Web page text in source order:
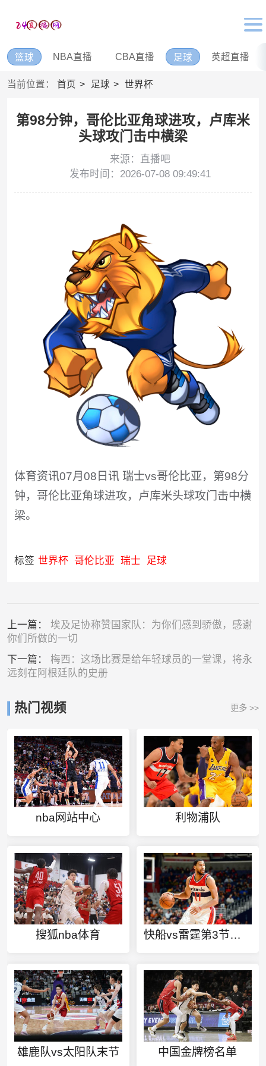
篮球 NBA直播 CBA直播 足球 英超直播
当前位置： 首页 足球 世界杯
第98分钟，哥伦比亚角球进攻，卢库米
头球攻门击中横梁
来源：直播吧
发布时间：2026-07-08 09:49:41
体育资讯07月08日讯 瑞士vs哥伦比亚，第98分
钟，哥伦比亚角球进攻，卢库米头球攻门击中横
梁。
标签 世界杯 哥伦比亚 瑞士 足球
上一篇： 埃及足协称赞国家队：为你们感到骄傲，感谢
你们所做的一切
下一篇： 梅西：这场比赛是给年轻球员的一堂课，将永
远刻在阿根廷队的史册
热门视频 更多 >>
nba网站中心 利物浦队
搜狐nba体育 快船vs雷霆第3节回放
雄鹿队vs太阳队末节 中国金牌榜名单